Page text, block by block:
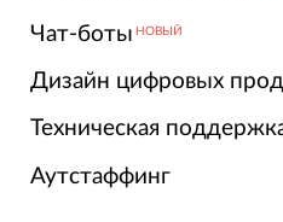
Чат-боты НОВЫЙ
Дизайн цифровых
Техническая
Аутстаффинг